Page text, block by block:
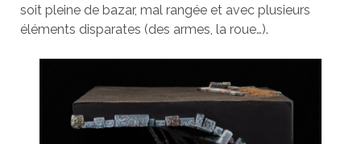
soit pleine de bazar, mal rangée et avec plusieurs
éléments disparates (des armes, la roue…).